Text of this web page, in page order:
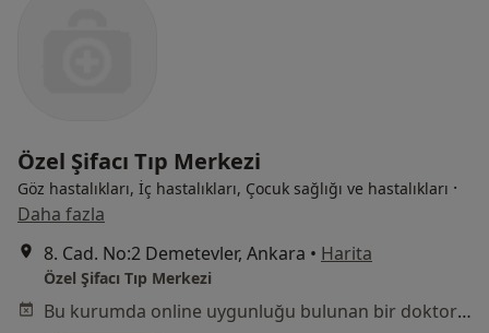
Özel Şifacı Tıp Merkezi
Göz hastalıkları, İç hastalıkları, Çocuk sağlığı ve hastalıkları ·
Daha fazla
8. Cad. No:2 Demetevler, Ankara • Harita
Özel Şifacı Tıp Merkezi
Bu kurumda online uygunluğu bulunan bir doktor veya uzman bulunamadı